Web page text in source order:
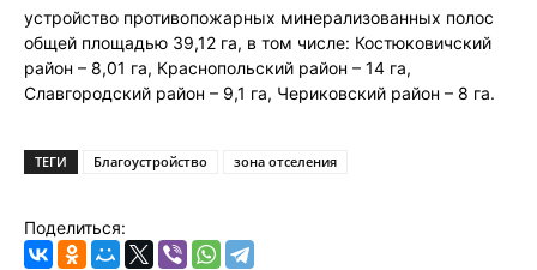
устройство противопожарных минерализованных полос
общей площадью 39,12 га, в том числе: Костюковичский
район – 8,01 га, Краснопольский район – 14 га,
Славгородский район – 9,1 га, Чериковский район – 8 га.
ТЕГИ Благоустройство зона отселения
Поделиться: